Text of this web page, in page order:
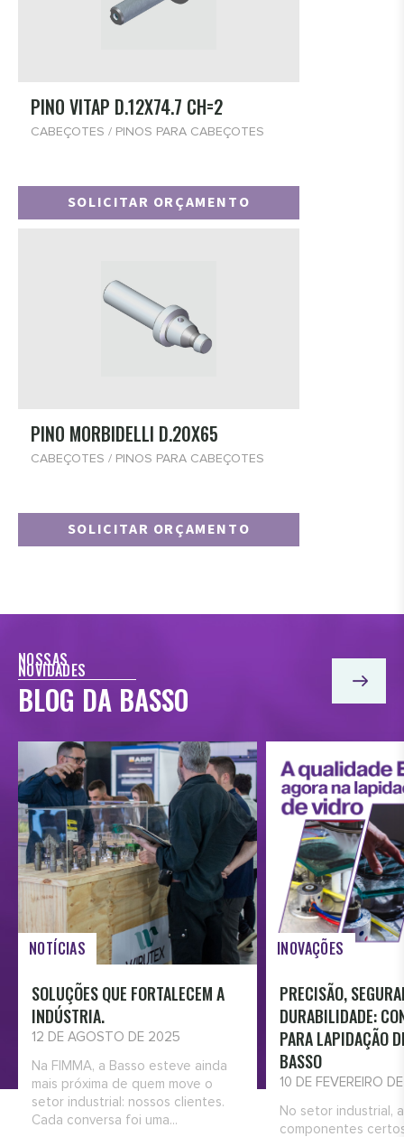
PINO VITAP D.12X74.7 CH=2
CABEÇOTES / PINOS PARA CABEÇOTES
SOLICITAR ORÇAMENTO
PINO MORBIDELLI D.20X65
CABEÇOTES / PINOS PARA CABEÇOTES
SOLICITAR ORÇAMENTO
NOSSAS
NOVIDADES
BLOG DA BASSO
NOTÍCIAS
SOLUÇÕES QUE FORTALECEM A
INDÚSTRIA.
12 DE AGOSTO DE 2025
Na FIMMA, a Basso esteve ainda
mais próxima de quem move o
setor industrial: nossos clientes.
Cada conversa foi uma...
INOVAÇÕES
PRECISÃO,
DURABILIDADE:
PARA LAPIDAÇÃO
BASSO
10 DE FEVEREIRO
No setor industrial,
componentes